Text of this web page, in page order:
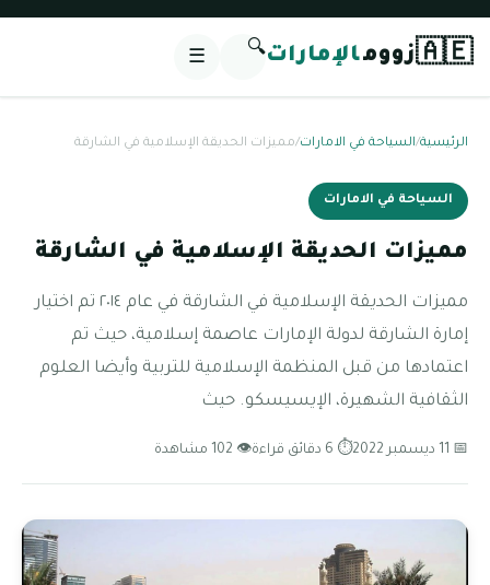
🇦🇪زوومالإمارات🔍
☰
الرئيسية/السياحة في الامارات/مميزات الحديقة الإسلامية في الشارقة
السياحة في الامارات
مميزات الحديقة الإسلامية في الشارقة
مميزات الحديقة الإسلامية في الشارقة في عام ٢٠١٤ تم اختيار
إمارة الشارقة لدولة الإمارات عاصمة إسلامية، حيث تم
اعتمادها من قبل المنظمة الإسلامية للتربية وأيضا العلوم
الثقافية الشهيرة، الإيسيسكو. حيث
📅 11 ديسمبر 2022 ⏱ 6 دقائق قراءة 👁 102 مشاهدة